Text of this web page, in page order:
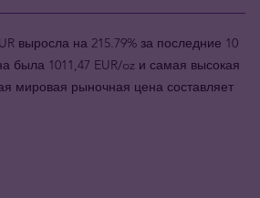
выросла на 215.79% за последние 10
была 1011,47 EUR/oz и самая высокая
мировая рыночная цена составляет